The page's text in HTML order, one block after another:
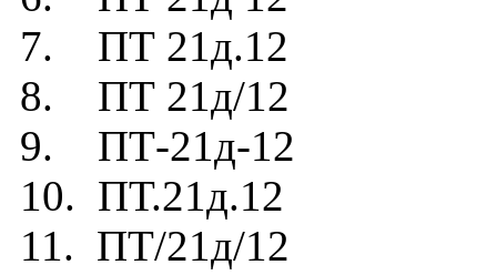
7. ПТ 21д.12
8. ПТ 21д/12
9. ПТ-21д-12
10. ПТ.21д.12
11. ПТ/21д/12